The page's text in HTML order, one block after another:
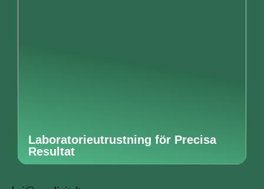
Laboratorieutrustning för Precisa
Resultat